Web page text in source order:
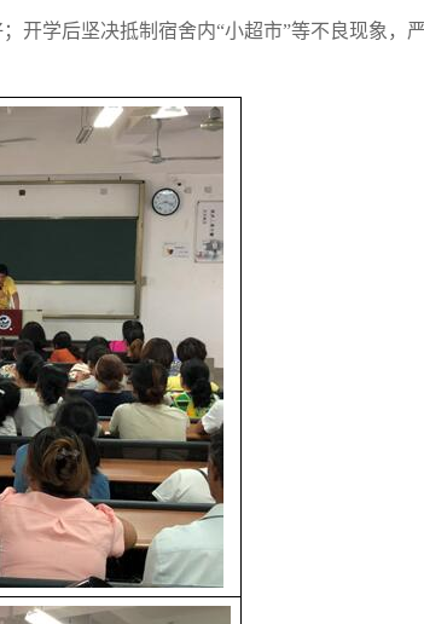
开学后坚决抵制宿舍内“小超市”等不良现象，